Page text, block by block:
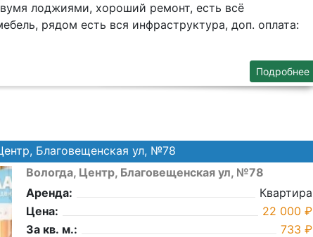
лоджиями, хороший ремонт, есть всё
рядом есть вся инфраструктура, доп. оплата:
Подробнее
Благовещенская ул, №78
Вологда, Центр, Благовещенская ул, №78
Аренда:
Квартира
Цена:
22 000 ₽
За кв. м.:
733 ₽